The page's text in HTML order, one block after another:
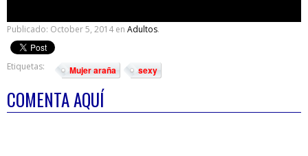
Publicado: October 5, 2014 en Adultos.
Etiquetas: Mujer araña sexy
COMENTA AQUÍ